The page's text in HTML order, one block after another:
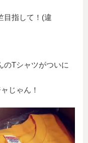
目指して！(違
のTシャツがついに
じゃん！